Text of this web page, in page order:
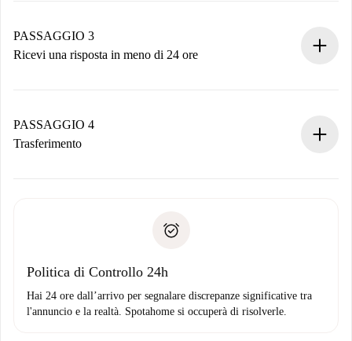
non accetta.
PASSAGGIO 3
Ricevi una risposta in meno di 24 ore
contatto con il proprietario.
Se rifiutata: non ti addebiteremo nulla e ti proporremo
Domiciliazione del pagamento
PASSAGGIO 4
Trasferimento
solo se non segnali problemi.
Politica di Controllo 24h
Hai 24 ore dall’arrivo per segnalare discrepanze significative tra
l'annuncio e la realtà. Spotahome si occuperà di risolverle.